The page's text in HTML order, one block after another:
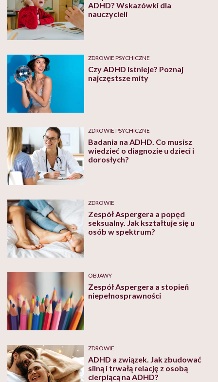
ADHD? Wskazówki dla
nauczycieli
ZDROWIE PSYCHICZNE
Czy ADHD istnieje? Poznaj
najczęstsze mity
ZDROWIE PSYCHICZNE
Badania na ADHD. Co musisz
wiedzieć o diagnozie u dzieci i
dorosłych?
ZDROWIE
Zespół Aspergera a popęd
seksualny. Jak kształtuje się u
osób w spektrum?
OBJAWY
Zespół Aspergera a stopień
niepełnosprawności
ZDROWIE
ADHD a związek. Jak zbudować
silną i trwałą relację z osobą
cierpiącą na ADHD?